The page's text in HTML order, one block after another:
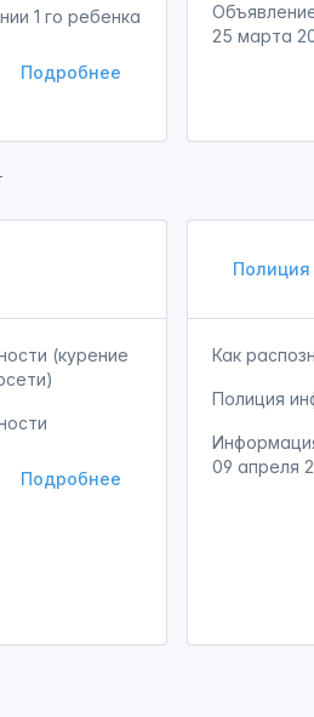
1 го ребенка
Подробнее
25 марта
(курение
Подробнее
Полиция
Как
Полиция
09 апреля